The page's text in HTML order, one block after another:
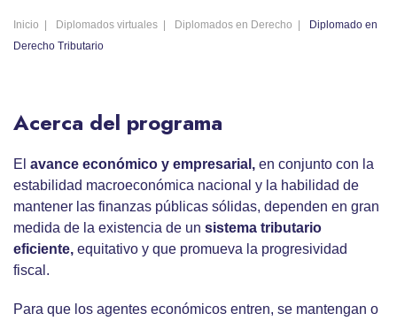
Inicio Diplomados virtuales Diplomados en Derecho
Diplomado en
Derecho Tributario
Acerca del programa
El avance económico y empresarial, en conjunto con la
estabilidad macroeconómica nacional y la habilidad de
mantener las finanzas públicas sólidas, dependen en gran
medida de la existencia de un sistema tributario
eficiente, equitativo y que promueva la progresividad
fiscal.
Para que los agentes económicos entren, se mantengan o